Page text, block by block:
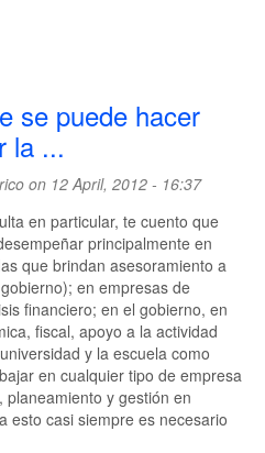
se puede hacer
la ...
on 12 April, 2012 - 16:37
en particular, te cuento que
principalmente en
que brindan asesoramiento a
en empresas de
financiero; en el gobierno, en
fiscal, apoyo a la actividad
y la escuela como
en cualquier tipo de empresa
y gestión en
esto casi siempre es necesario